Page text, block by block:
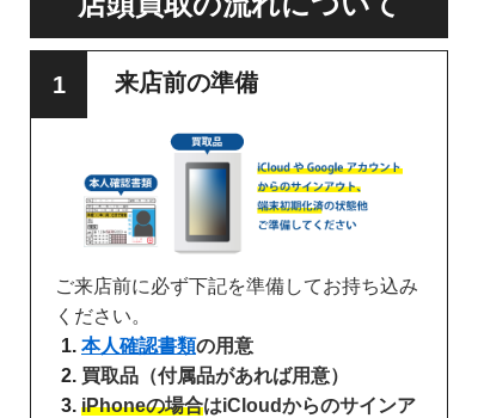
来店前の準備
ご来店前に必ず下記を準備してお持ち込み
ください。
本人確認書類の用意
買取品（付属品があれば用意）
iPhoneの場合はiCloudからのサインア